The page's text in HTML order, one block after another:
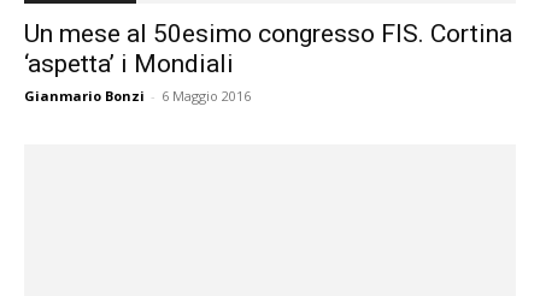
Un mese al 50esimo congresso FIS. Cortina
‘aspetta’ i Mondiali
Gianmario Bonzi - 6 Maggio 2016